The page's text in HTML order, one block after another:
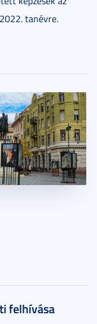
tanévre.
felhívása